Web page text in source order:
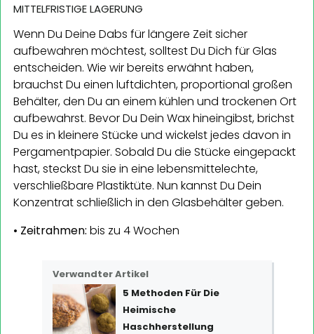
MITTELFRISTIGE LAGERUNG
Wenn Du Deine Dabs für längere Zeit sicher
aufbewahren möchtest, solltest Du Dich für Glas
entscheiden. Wie wir bereits erwähnt haben,
brauchst Du einen luftdichten, proportional großen
Behälter, den Du an einem kühlen und trockenen Ort
aufbewahrst. Bevor Du Dein Wax hineingibst, brichst
Du es in kleinere Stücke und wickelst jedes davon in
Pergamentpapier. Sobald Du die Stücke eingepackt
hast, steckst Du sie in eine lebensmittelechte,
verschließbare Plastiktüte. Nun kannst Du Dein
Konzentrat schließlich in den Glasbehälter geben.
• Zeitrahmen: bis zu 4 Wochen
Verwandter Artikel
5 Methoden Für Die
Heimische
Haschherstellung